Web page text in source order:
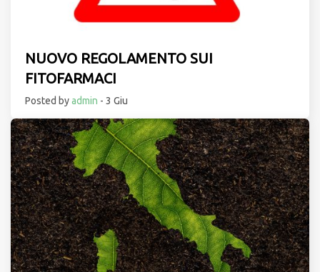
NUOVO REGOLAMENTO SUI
FITOFARMACI
Posted byadmin - 3 Giu